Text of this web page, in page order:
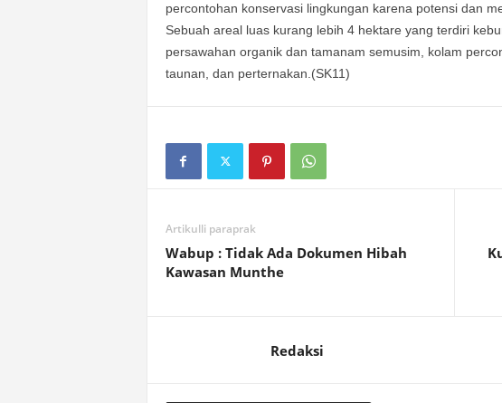
percontohan konservasi lingkungan karena potensi dan
Sebuah areal luas kurang lebih 4 hektare yang terdiri
persawahan organik dan tamanam semusim, kolam
taunan, dan perternakan.(SK11)
Artikulli paraprak
Wabup : Tidak Ada Dokumen Hibah
Kawasan Munthe
Redaksi